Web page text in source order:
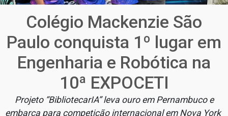
Colégio Mackenzie São
Paulo conquista 1º lugar em
Engenharia e Robótica na
10ª EXPOCETI
Projeto “BibliotecarIA” leva ouro em Pernambuco e
embarca para competição internacional em Nova York